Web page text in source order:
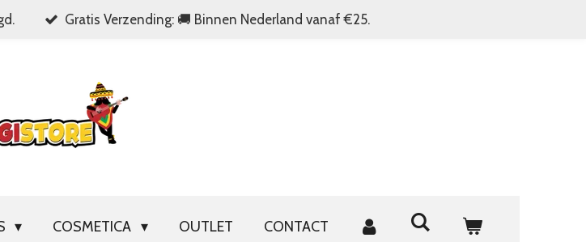
Gratis Verzending: 🚚 Binnen Nederland vanaf €25.
COSMETICA OUTLET CONTACT